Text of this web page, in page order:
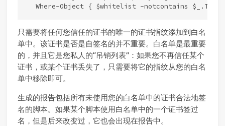
只需要将任何您信任的证书的唯一的证书指纹添加到白名
单中。该证书是否是自签名的并不重要。白名单是最重要
的，并且它是您私人的“吊销列表”：如果您不再信任某个
证书，或某个证书丢失了，只需要将它的指纹从您的白名
单中移除即可。
生成的报告包括所有未使用您的白名单中的证书合法地签
名的脚本。如果某个脚本使用白名单中的一个证书签过
名，但是后来改变过，它也会出现在报告中。